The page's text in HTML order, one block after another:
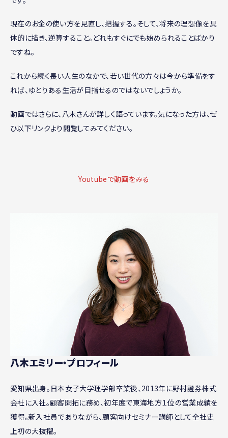
現在のお金の使い方を見直し、把握する。そして、将来の理想像を具
体的に描き、逆算すること。どれもすぐにでも始められることばかり
ですね。
これから続く長い人生のなかで、若い世代の方々は今から準備をす
れば、ゆとりある生活が目指せるのではないでしょうか。
動画ではさらに、八木さんが詳しく語っています。気になった方は、ぜ
ひ以下リンクより閲覧してみてください。
Youtubeで動画をみる
八木エミリー・プロフィール
愛知県出身。日本女子大学理学部卒業後、2013年に野村證券株式
会社に入社。顧客開拓に務め、初年度で東海地方１位の営業成績を
獲得。新入社員でありながら、顧客向けセミナー講師として全社史
上初の大抜擢。